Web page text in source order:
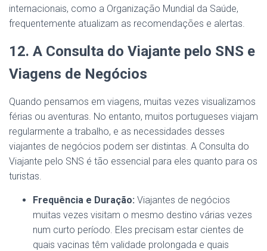
internacionais, como a Organização Mundial da Saúde,
frequentemente atualizam as recomendações e alertas.
12. A Consulta do Viajante pelo SNS e
Viagens de Negócios
Quando pensamos em viagens, muitas vezes visualizamos
férias ou aventuras. No entanto, muitos portugueses viajam
regularmente a trabalho, e as necessidades desses
viajantes de negócios podem ser distintas. A Consulta do
Viajante pelo SNS é tão essencial para eles quanto para os
turistas.
Frequência e Duração: Viajantes de negócios
muitas vezes visitam o mesmo destino várias vezes
num curto período. Eles precisam estar cientes de
quais vacinas têm validade prolongada e quais